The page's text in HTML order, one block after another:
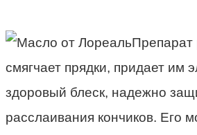
Препарат
смягчает прядки, придает им
здоровый блеск, надежно
расслаивания кончиков. Его